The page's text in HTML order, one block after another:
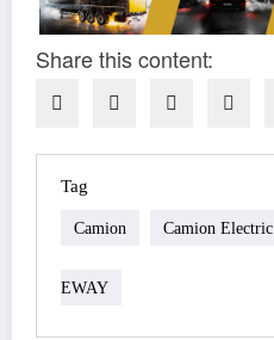
Share this content:
Tag
Camion Camion Electric
EWAY